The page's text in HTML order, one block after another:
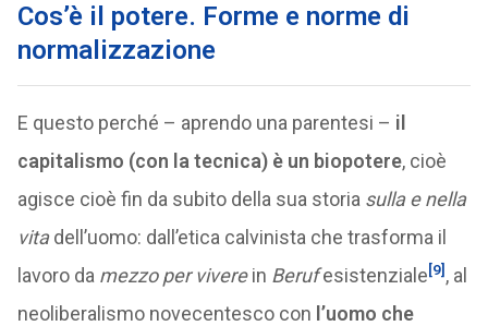
Cos’è il potere. Forme e norme di
normalizzazione
E questo perché – aprendo una parentesi – il
capitalismo (con la tecnica) è un biopotere, cioè
agisce cioè fin da subito della sua storia sulla e nella
vitadell’uomo: dall’etica calvinista che trasforma il
lavoro da mezzo per viverein Berufesistenziale[9] , al
neoliberalismo novecentesco con l’uomo che